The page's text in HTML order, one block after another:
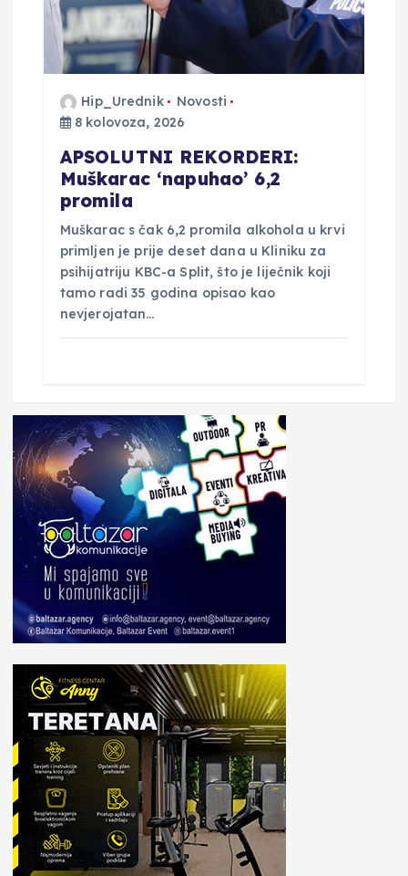
Hip_Urednik
Novosti
8 kolovoza, 2026
APSOLUTNI REKORDERI:
Muškarac ‘napuhao’ 6,2
promila
Muškarac s čak 6,2 promila alkohola u krvi
primljen je prije deset dana u Kliniku za
psihijatriju KBC-a Split, što je liječnik koji
tamo radi 35 godina opisao kao
nevjerojatan…